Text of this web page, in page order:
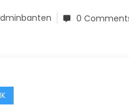
0